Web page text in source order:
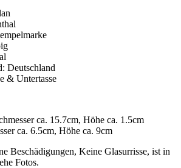
Deutschland
& Untertasse
ca. 15.7cm, Höhe ca. 1.5cm
ca. 6.5cm, Höhe ca. 9cm
Beschädigungen, Keine Glasurrisse, ist in
Fotos.